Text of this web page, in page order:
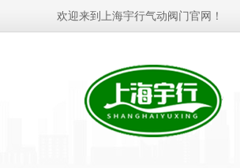
欢迎来到上海宇行气动阀门官网！